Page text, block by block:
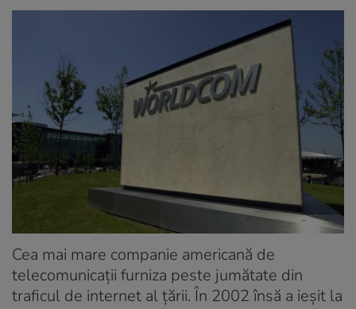
Cea mai mare companie americană de
telecomunicații furniza peste jumătate din
traficul de internet al țării. În 2002 însă a ieșit la